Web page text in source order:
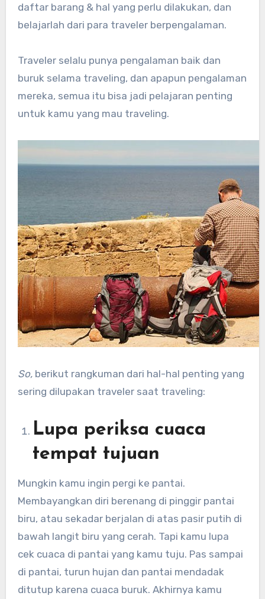
daftar barang & hal yang perlu dilakukan, dan
belajarlah dari para traveler berpengalaman.
Traveler selalu punya pengalaman baik dan
buruk selama traveling, dan apapun pengalaman
mereka, semua itu bisa jadi pelajaran penting
untuk kamu yang mau traveling.
So,berikut rangkuman dari hal-hal penting yang
sering dilupakan traveler saat traveling:
Lupa periksa cuaca
tempat tujuan
Mungkin kamu ingin pergi ke pantai.
Membayangkan diri berenang di pinggir pantai
biru, atau sekadar berjalan di atas pasir putih di
bawah langit biru yang cerah. Tapi kamu lupa
cek cuaca di pantai yang kamu tuju. Pas sampai
di pantai, turun hujan dan pantai mendadak
ditutup karena cuaca buruk. Akhirnya kamu